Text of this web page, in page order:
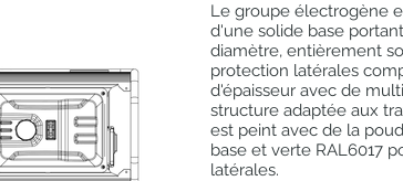
Le groupe électrogène
d'une solide base
diamètre, entièrement
protection latérales
d'épaisseur avec de
structure adaptée aux
est peint avec de la
base et verte RAL6017
latérales.